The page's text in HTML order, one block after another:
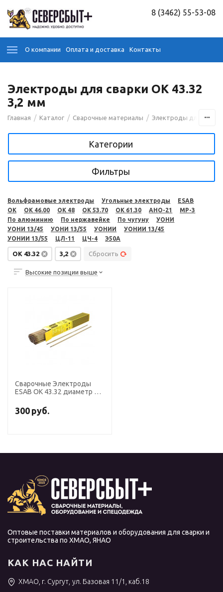
8 (3462) 55-53-08
О компании Оплата и доставка Контакты
Электроды для сварки OK 43.32
3,2 мм
Главная / Каталог / Сварочные материалы / Электроды для сварки
Категории
Фильтры
Вольфрамовые электроды Угольные электроды
ESAB
OK
OK 46.00 OK 48 OK 53.70 OK 61.30 АНО-21
МР-3
По алюминию
По нержавейке По чугуну
УОНИ
УОНИ 13/45
УОНИ 13/55 УОНИИ
УОНИИ 13/45
УОНИИ 13/55
ЦЛ-11 ЦЧ-4 Э50А
OK 43.32 3,2 Сбросить
Высокие позиции выше
Сварочные Электроды
ESAB ОК 43.32 диаметр 3,2
300 руб.
Оптовые поставки материалов и оборудования для сварки и
строительства по ХМАО, ЯНАО
КАК НАС НАЙТИ
ХМАО, г. Сургут, ул. Базовая 11/1, каб.18